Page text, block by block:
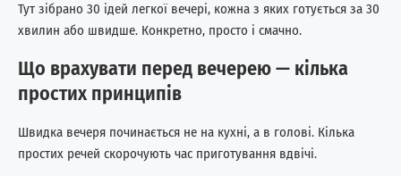
Тут зібрано 30 ідей легкої вечері, кожна з яких готується за 30
хвилин або швидше. Конкретно, просто і смачно.
Що врахувати перед вечерею — кілька
простих принципів
Швидка вечеря починається не на кухні, а в голові. Кілька
простих речей скорочують час приготування вдвічі.